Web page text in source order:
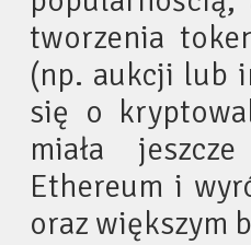
tworzenia
(np. aukcji lub
się o
miała
Ethereum i
oraz większym